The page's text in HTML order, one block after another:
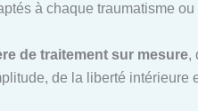
à chaque traumatisme
de traitement sur mesure,
de la liberté